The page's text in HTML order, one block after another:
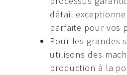
détail
parfaite pour vos
Pour les grandes
utilisons des
production à la